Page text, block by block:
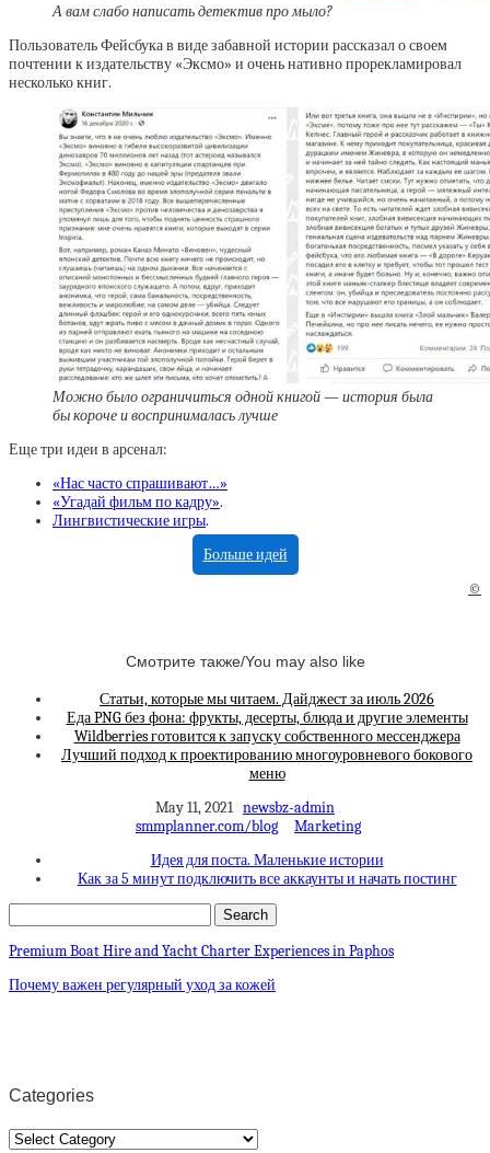
А вам слабо написать детектив про мыло?
Пользователь Фейсбука в виде забавной истории рассказал о своем
почтении к издательству «Эксмо» и очень нативно прорекламировал
несколько книг.
Можно было ограничиться одной книгой — история была
бы короче и воспринималась лучше
Еще три идеи в арсенал:
«Нас часто спрашивают…»
«Угадай фильм по кадру».
Лингвистические игры.
Больше идей
©
Смотрите также/You may also like
Статьи, которые мы читаем. Дайджест за июль 2026
Еда PNG без фона: фрукты, десерты, блюда и другие элементы
Wildberries готовится к запуску собственного мессенджера
Лучший подход к проектированию многоуровневого бокового
меню
May 11, 2021 newsbz-admin
smmplanner.com/blog
Marketing
Идея для поста. Маленькие истории
Как за 5 минут подключить все аккаунты и начать постинг
Premium Boat Hire and Yacht Charter Experiences in Paphos
Почему важен регулярный уход за кожей
Categories
Categories